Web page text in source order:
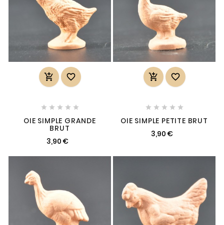
 
    
OIE SIMPLE GRANDE
BRUT
3,90 €
 
    
OIE SIMPLE PETITE BRUT
3,90 €